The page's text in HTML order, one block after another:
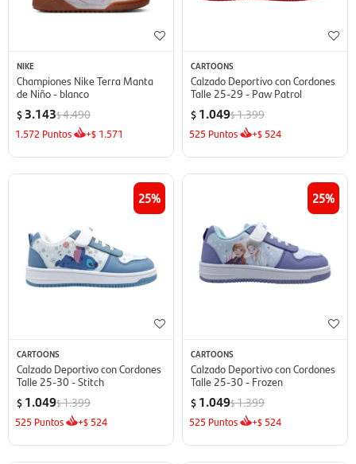
NIKE
Championes Nike Terra Manta
de Niño - blanco
$ 3.143$4.490
1.572 Puntos +$ 1.571
CARTOONS
Calzado Deportivo con Cordones
Talle 25-29 - Paw Patrol
$ 1.049$1.399
525 Puntos +$ 524
25
CARTOONS
Calzado Deportivo con Cordones
Talle 25-30 - Stitch
$ 1.049$1.399
525 Puntos +$ 524
25
CARTOONS
Calzado Deportivo con Cordones
Talle 25-30 - Frozen
$ 1.049$1.399
525 Puntos +$ 524